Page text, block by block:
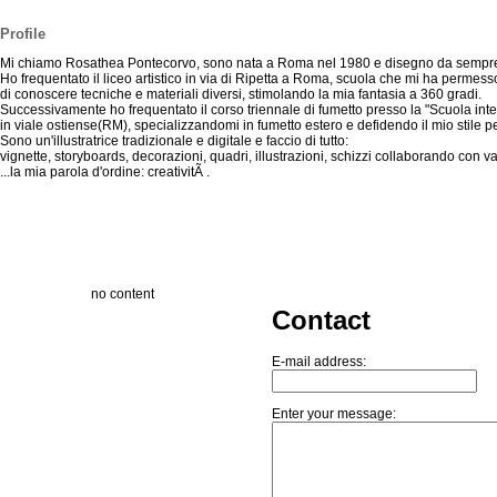
Profile
Mi chiamo Rosathea Pontecorvo, sono nata a Roma nel 1980 e disegno da
Ho frequentato il liceo artistico in via di Ripetta a Roma, scuola che mi ha
di conoscere tecniche e materiali diversi, stimolando la mia fantasia a 360 gradi.
Successivamente ho frequentato il corso triennale di fumetto presso la "Scuola
in viale ostiense(RM), specializzandomi in fumetto estero e defidendo il mio stile
Sono un'illustratrice tradizionale e digitale e faccio di tutto:
vignette, storyboards, decorazioni, quadri, illustrazioni, schizzi collaborando con
...la mia parola d'ordine: creativitÃ .
no content
Contact
E-mail address:
Enter your message: